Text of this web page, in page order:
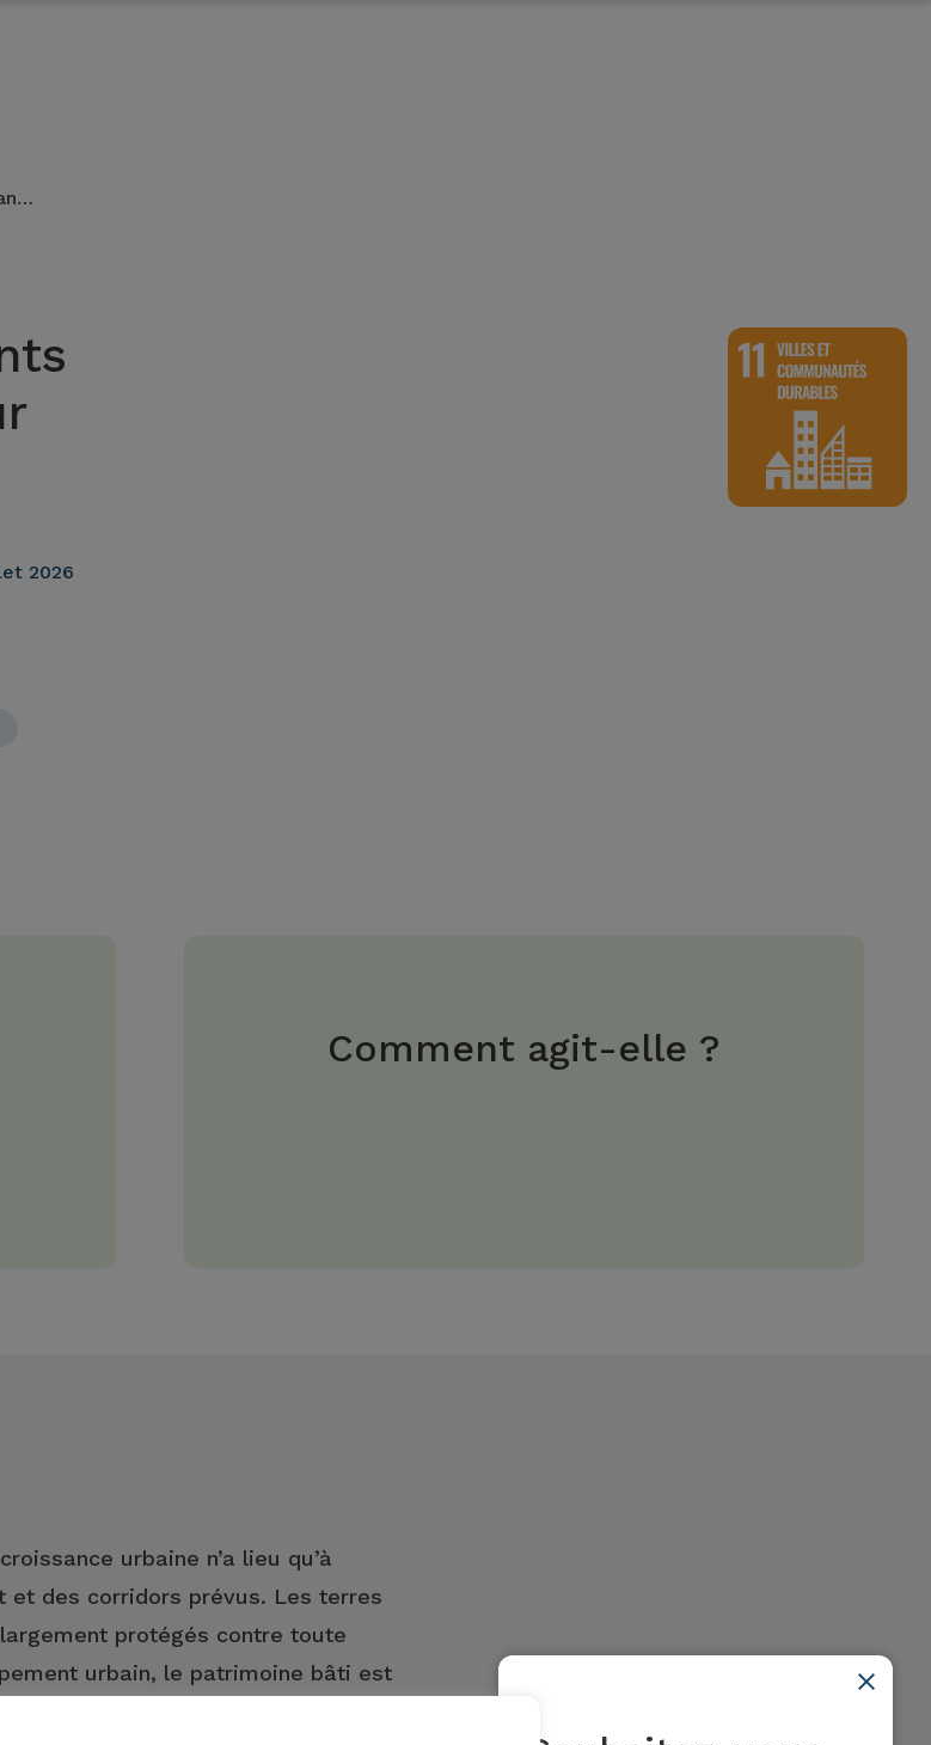
2026
Comment agit-elle ?
urbaine n’a lieu qu’à
et des corridors prévus. Les terres
protégés contre toute
urbain, le patrimoine bâti est
rénovation et de la construction, il